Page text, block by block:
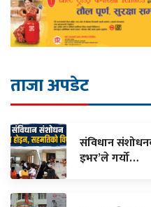
ताजा अपडेट
संविधान
इभर’ले गर्यो…